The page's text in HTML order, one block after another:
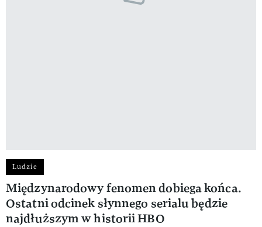
Ludzie
Międzynarodowy fenomen dobiega końca.
Ostatni odcinek słynnego serialu będzie
najdłuższym w historii HBO